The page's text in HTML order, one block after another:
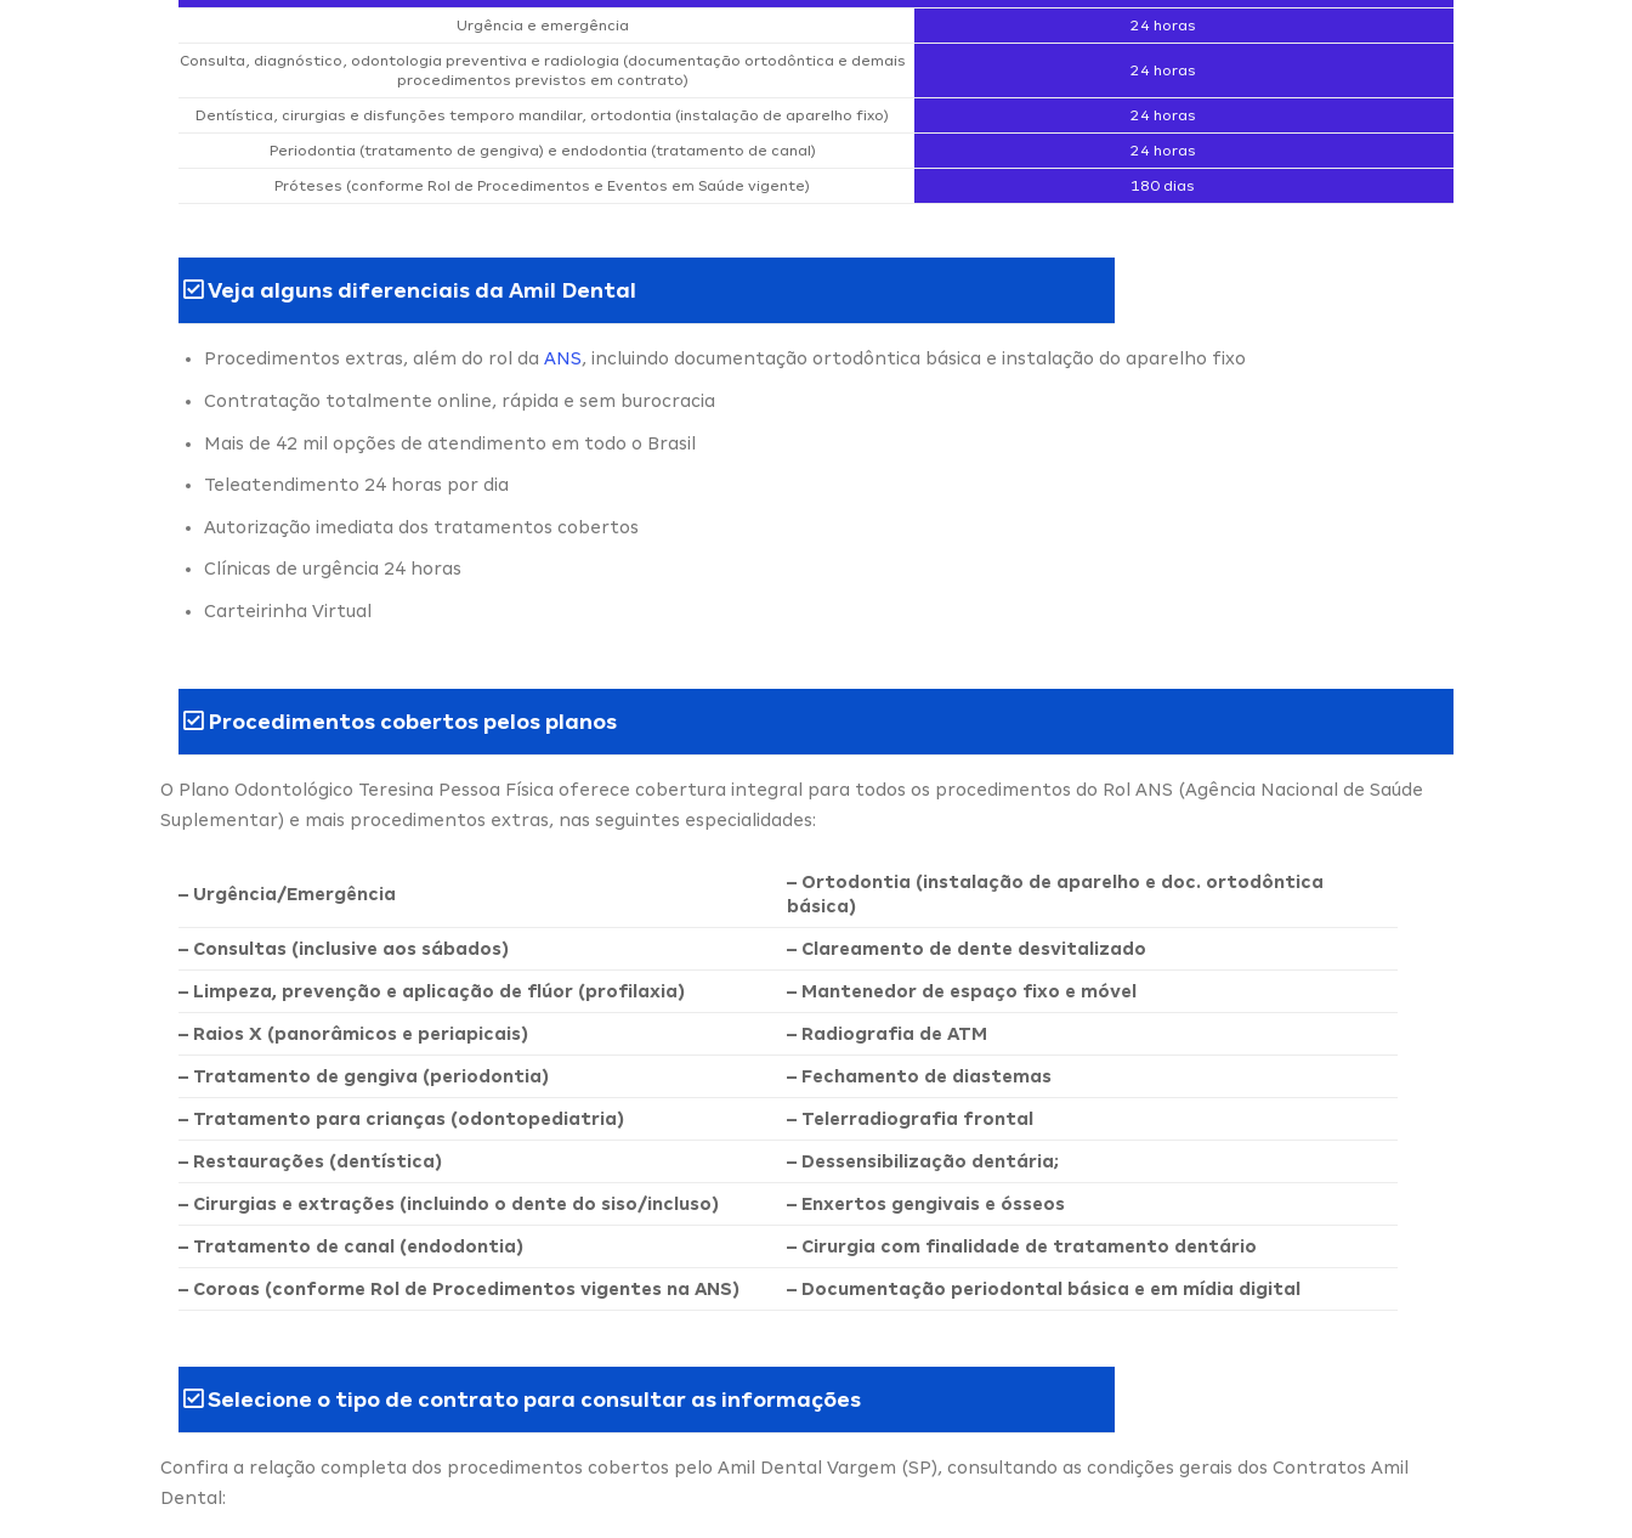
Urgência e emergência 24 horas
Consulta, diagnóstico, odontologia preventiva e radiologia (documentação ortodôntica e demais
procedimentos previstos em contrato)
24 horas
Dentística, cirurgias e disfunções temporo mandilar, ortodontia (instalação de aparelho fixo) 24 horas
Periodontia (tratamento de gengiva) e endodontia (tratamento de canal) 24 horas
Próteses (conforme Rol de Procedimentos e Eventos em Saúde vigente) 180 dias
Veja alguns diferenciais da Amil Dental
Procedimentos extras, além do rol da ANS, incluindo documentação ortodôntica básica e instalação do aparelho fixo
Contratação totalmente online, rápida e sem burocracia
Mais de 42 mil opções de atendimento em todo o Brasil
Teleatendimento 24 horas por dia
Autorização imediata dos tratamentos cobertos
Clínicas de urgência 24 horas
Carteirinha Virtual
Procedimentos cobertos pelos planos
O Plano Odontológico Teresina Pessoa Física oferece cobertura integral para todos os procedimentos do Rol ANS (Agência Nacional de Saúde
Suplementar) e mais procedimentos extras, nas seguintes especialidades:
– Urgência/Emergência
– Ortodontia (instalação de aparelho e doc. ortodôntica
básica)
– Consultas (inclusive aos sábados) – Clareamento de dente desvitalizado
– Limpeza, prevenção e aplicação de flúor (profilaxia) – Mantenedor de espaço fixo e móvel
– Raios X (panorâmicos e periapicais) – Radiografia de ATM
– Tratamento de gengiva (periodontia) – Fechamento de diastemas
– Tratamento para crianças (odontopediatria) – Telerradiografia frontal
– Restaurações (dentística) – Dessensibilização dentária;
– Cirurgias e extrações (incluindo o dente do siso/incluso) – Enxertos gengivais e ósseos
– Tratamento de canal (endodontia) – Cirurgia com finalidade de tratamento dentário
– Coroas (conforme Rol de Procedimentos vigentes na ANS) – Documentação periodontal básica e em mídia digital
Selecione o tipo de contrato para consultar as informações
Confira a relação completa dos procedimentos cobertos pelo Amil Dental Vargem (SP), consultando as condições gerais dos Contratos Amil
Dental: